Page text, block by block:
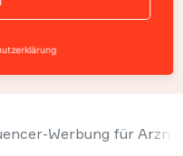
Werbung für